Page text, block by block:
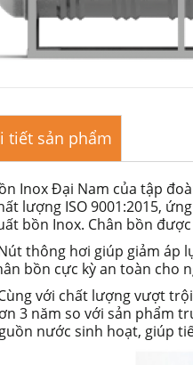
tiết sản phẩm
Inox Đại Nam của tập
lượng ISO 9001:2015,
bồn Inox. Chân bồn
thông hơi giúp giảm áp
bồn cực kỳ an toàn cho
với chất lượng vượt
3 năm so với sản phẩm
nước sinh hoạt, giúp